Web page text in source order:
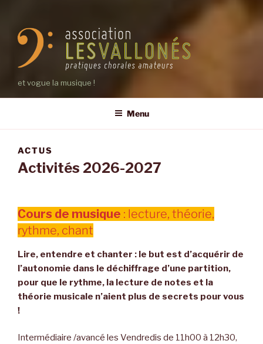
et vogue la musique !
Menu
ACTUS
Activités 2026-2027
Cours de musique : lecture, théorie,
rythme, chant
Lire, entendre et chanter : le but est d’acquérir de
l’autonomie dans le déchiffrage d’une partition,
pour que le rythme, la lecture de notes et la
théorie musicale n’aient plus de secrets pour vous
!
Intermédiaire /avancé les Vendredis de 11h00 à 12h30,